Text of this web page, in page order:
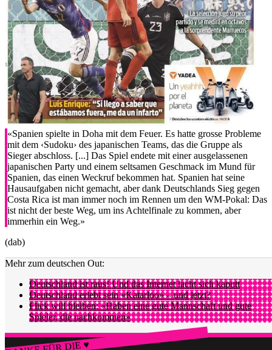
«Spanien spielte in Doha mit dem Feuer. Es hatte grosse Probleme
mit dem ‹Sudoku› des japanischen Teams, das die Gruppe als
Sieger abschloss. [...] Das Spiel endete mit einer ausgelassenen
japanischen Party und einem seltsamen Geschmack im Mund für
Spanien, das einen Weckruf bekommen hat. Spanien hat seine
Hausaufgaben nicht gemacht, aber dank Deutschlands Sieg gegen
Costa Rica ist man immer noch im Rennen um den WM-Pokal: Das
ist nicht der beste Weg, um ins Achtelfinale zu kommen, aber
immerhin ein Weg.»
(dab)
Mehr zum deutschen Out:
Deutschland ist raus! Und das Internet lacht sich kaputt
Deutschland erlebt sein «Katarloo» – und jetzt?
Flick will bleiben: «Haben eine gute Mannschaft und gute
Spieler, die nachkommen»